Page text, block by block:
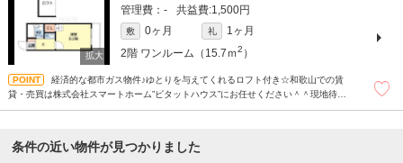
- 1,500円
敷 0ヶ月 礼
1ヶ月
2階 ワンルーム（15.7ｍ2 ）
経済的な都市ガス物件♪ゆとりを与えてくれるロフト付き☆和歌山での賃
貸・売買は株式会社スマートホーム”ピタットハウス”にお任せください＾＾現地待ち
条件の近い物件が見つかりました